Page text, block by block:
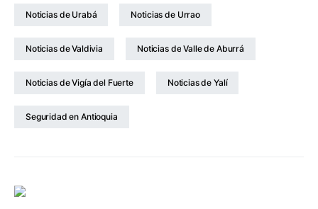
Noticias de Urabá Noticias de Urrao
Noticias de Valdivia Noticias de Valle de Aburrá
Noticias de Vigía del Fuerte Noticias de Yalí
Seguridad en Antioquia